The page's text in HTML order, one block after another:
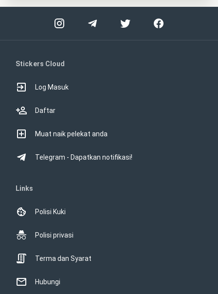
Stickers Cloud
Log Masuk
Daftar
Muat naik pelekat anda
Telegram - Dapatkan notifikasi!
Links
Polisi Kuki
Polisi privasi
Terma dan Syarat
Hubungi